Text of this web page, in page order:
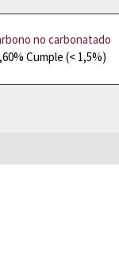
no carbonatado
Cumple (< 1,5%)